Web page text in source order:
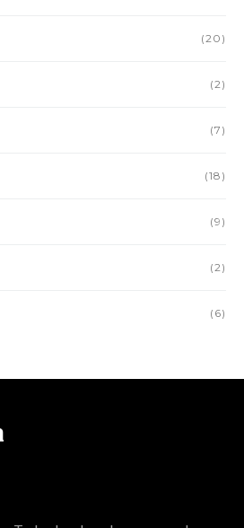
(20)
(2)
(7)
(18)
(9)
(2)
(6)